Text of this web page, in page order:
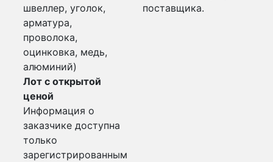
швеллер, уголок,
арматура,
проволока,
оцинковка, медь,
алюминий)
Лот с открытой
ценой
Информация о
заказчике доступна
только
зарегистрированным
поставщика.